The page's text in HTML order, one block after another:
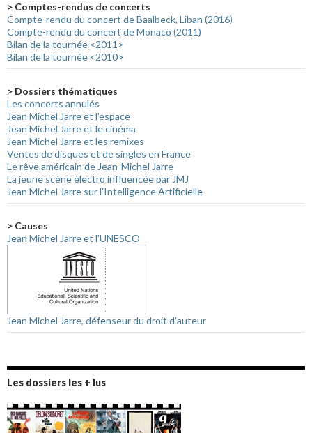
> Comptes-rendus de concerts
Compte-rendu du concert de Baalbeck, Liban (2016)
Compte-rendu du concert de Monaco (2011)
Bilan de la tournée <2011>
Bilan de la tournée <2010>
> Dossiers thématiques
Les concerts annulés
Jean Michel Jarre et l'espace
Jean Michel Jarre et le cinéma
Jean Michel Jarre et les remixes
Ventes de disques et de singles en France
Le rêve américain de Jean-Michel Jarre
La jeune scène électro influencée par JMJ
Jean Michel Jarre sur l'Intelligence Artificielle
> Causes
Jean Michel Jarre et l'UNESCO
Jean Michel Jarre, défenseur du droit d'auteur
Les dossiers les + lus